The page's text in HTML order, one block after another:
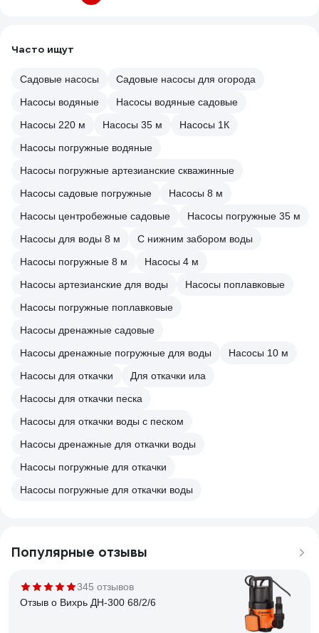
Часто ищут
Садовые насосы
Садовые насосы для огорода
Насосы водяные
Насосы водяные садовые
Насосы 220 м
Насосы 35 м
Насосы 1К
Насосы погружные водяные
Насосы погружные артезианские скважинные
Насосы садовые погружные
Насосы 8 м
Насосы центробежные садовые
Насосы погружные 35 м
Насосы для воды 8 м
С нижним забором воды
Насосы погружные 8 м
Насосы 4 м
Насосы артезианские для воды
Насосы поплавковые
Насосы погружные поплавковые
Насосы дренажные садовые
Насосы дренажные погружные для воды
Насосы 10 м
Насосы для откачки
Для откачки ила
Насосы для откачки песка
Насосы для откачки воды с песком
Насосы дренажные для откачки воды
Насосы погружные для откачки
Насосы погружные для откачки воды
Популярные отзывы
345 отзывов
Отзыв о Вихрь ДН-300 68/2/6